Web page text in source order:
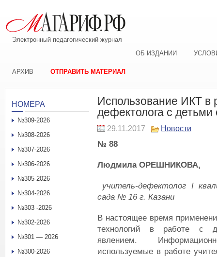
Электронный педагогический журнал
ОБ ИЗДАНИИ
АРХИВ ОТПРАВИТЬ МАТЕРИАЛ
Использование ИКТ в
дефектолога с
29.11.2017 Новости
№ 88
Людмила ОРЕШНИКОВА,
учитель-дефектолог I
сада № 16 г. Казани
В настоящее время
технологий в работе с
явлением.
используемые в работе
НОМЕРА
№309-2026
№308-2026
№307-2026
№306-2026
№305-2026
№304-2026
№303 -2026
№302-2026
№301 — 2026
№300-2026